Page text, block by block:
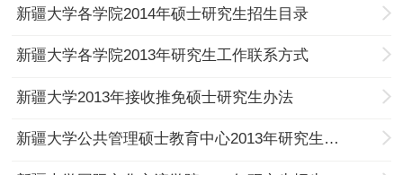
新疆大学各学院2014年硕士研究生招生目录
新疆大学各学院2013年研究生工作联系方式
新疆大学2013年接收推免硕士研究生办法
新疆大学公共管理硕士教育中心2013年研究生招生目录